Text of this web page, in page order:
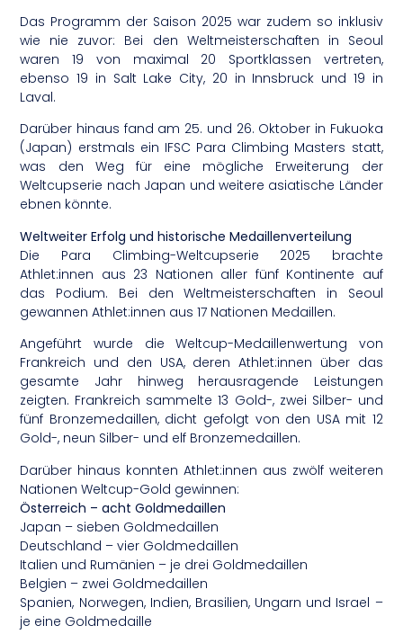
Das Programm der Saison 2025 war zudem so inklusiv
wie nie zuvor: Bei den Weltmeisterschaften in Seoul
waren 19 von maximal 20 Sportklassen vertreten,
ebenso 19 in Salt Lake City, 20 in Innsbruck und 19 in
Laval.
Darüber hinaus fand am 25. und 26. Oktober in Fukuoka
(Japan) erstmals ein IFSC Para Climbing Masters statt,
was den Weg für eine mögliche Erweiterung der
Weltcupserie nach Japan und weitere asiatische Länder
ebnen könnte.
Weltweiter Erfolg und historische Medaillenverteilung
Die Para Climbing-Weltcupserie 2025 brachte
Athlet:innen aus 23 Nationen aller fünf Kontinente auf
das Podium. Bei den Weltmeisterschaften in Seoul
gewannen Athlet:innen aus 17 Nationen Medaillen.
Angeführt wurde die Weltcup-Medaillenwertung von
Frankreich und den USA, deren Athlet:innen über das
gesamte Jahr hinweg herausragende Leistungen
zeigten. Frankreich sammelte 13 Gold-, zwei Silber- und
fünf Bronzemedaillen, dicht gefolgt von den USA mit 12
Gold-, neun Silber- und elf Bronzemedaillen.
Darüber hinaus konnten Athlet:innen aus zwölf weiteren
Nationen Weltcup-Gold gewinnen:
Österreich – acht Goldmedaillen
Japan – sieben Goldmedaillen
Deutschland – vier Goldmedaillen
Italien und Rumänien – je drei Goldmedaillen
Belgien – zwei Goldmedaillen
Spanien, Norwegen, Indien, Brasilien, Ungarn und Israel –
je eine Goldmedaille